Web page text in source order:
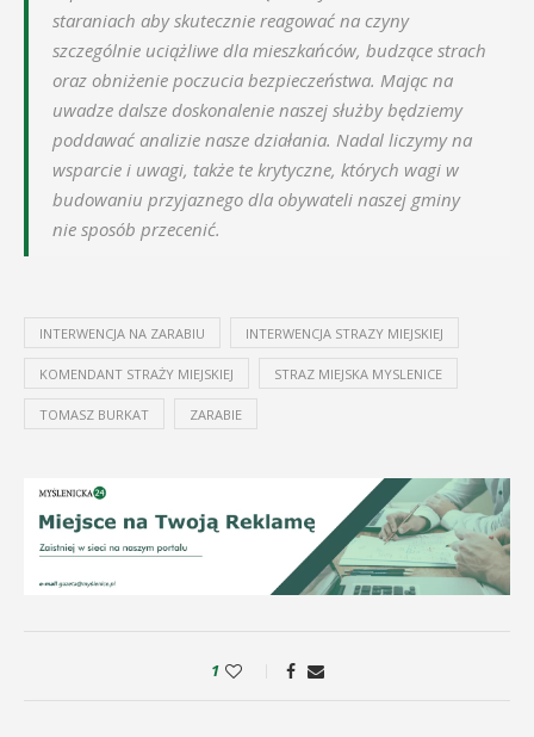
staraniach aby skutecznie reagować na czyny
szczególnie uciążliwe dla mieszkańców, budzące strach
oraz obniżenie poczucia bezpieczeństwa. Mając na
uwadze dalsze doskonalenie naszej służby będziemy
poddawać analizie nasze działania. Nadal liczymy na
wsparcie i uwagi, także te krytyczne, których wagi w
budowaniu przyjaznego dla obywateli naszej gminy
nie sposób przecenić.
INTERWENCJA NA ZARABIU INTERWENCJA STRAZY MIEJSKIEJ
KOMENDANT STRAŻY MIEJSKIEJ STRAZ MIEJSKA MYSLENICE
TOMASZ BURKAT ZARABIE
1